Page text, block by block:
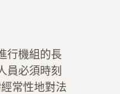
行機組的長
員必須時刻
常性地對法